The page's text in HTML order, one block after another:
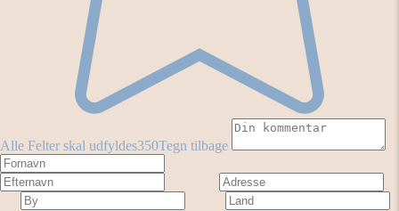
Alle Felter skal udfyldes350Tegn tilbage